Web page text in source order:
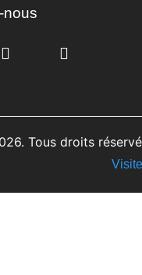
nous
Tous droits